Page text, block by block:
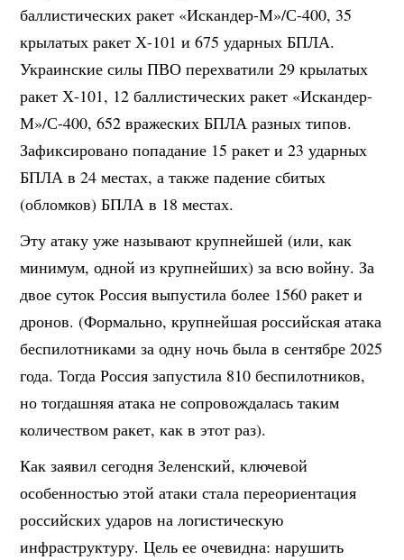
баллистических ракет «Искандер-М»/С-400, 35
крылатых ракет Х-101 и 675 ударных БПЛА.
Украинские силы ПВО перехватили 29 крылатых
ракет Х-101, 12 баллистических ракет «Искандер-
М»/С-400, 652 вражеских БПЛА разных типов.
Зафиксировано попадание 15 ракет и 23 ударных
БПЛА в 24 местах, а также падение сбитых
(обломков) БПЛА в 18 местах.
Эту атаку уже называют крупнейшей (или, как
минимум, одной из крупнейших) за всю войну. За
двое суток Россия выпустила более 1560 ракет и
дронов. (Формально, крупнейшая российская атака
беспилотниками за одну ночь была в сентябре 2025
года. Тогда Россия запустила 810 беспилотников,
но тогдашняя атака не сопровождалась таким
количеством ракет, как в этот раз).
Как заявил сегодня Зеленский, ключевой
особенностью этой атаки стала переориентация
российских ударов на логистическую
инфраструктуру. Цель ее очевидна: нарушить